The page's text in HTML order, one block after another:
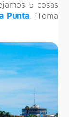
5 cosas
Punta . ¡Toma